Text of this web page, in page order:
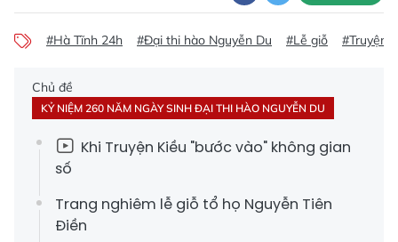
#Hà Tĩnh 24h #Đại thi hào Nguyễn Du #Lễ giỗ #Truyện
Chủ đề
KỶ NIỆM 260 NĂM NGÀY SINH ĐẠI THI HÀO NGUYỄN DU
Khi Truyện Kiều "bước vào" không gian
số
Trang nghiêm lễ giỗ tổ họ Nguyễn Tiên
Điền